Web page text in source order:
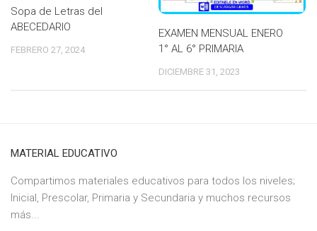
Sopa de Letras del
ABECEDARIO
FEBRERO 27, 2024
EXAMEN MENSUAL ENERO
1° AL 6° PRIMARIA
DICIEMBRE 31, 2023
MATERIAL EDUCATIVO
Compartimos materiales educativos para todos los niveles;
Inicial, Prescolar, Primaria y Secundaria y muchos recursos
más...